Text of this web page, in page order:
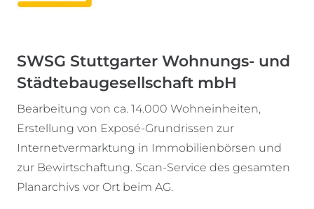
SWSG Stuttgarter Wohnungs- und
Städtebaugesellschaft mbH
Bearbeitung von ca. 14.000 Wohneinheiten,
Erstellung von Exposé-Grundrissen zur
Internetvermarktung in Immobilienbörsen und
zur Bewirtschaftung. Scan-Service des gesamten
Planarchivs vor Ort beim AG.